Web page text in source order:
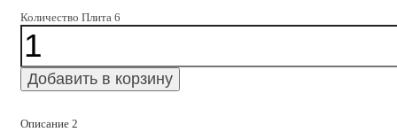
Количество Плита 6
Добавить в корзину
Описание 2